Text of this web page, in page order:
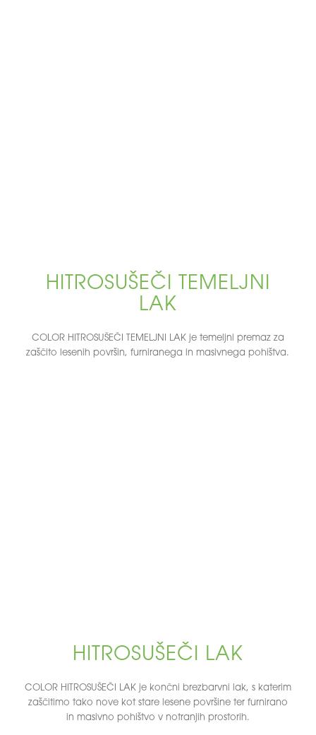
HITROSUŠEČI TEMELJNI
LAK
COLOR HITROSUŠEČI TEMELJNI LAK je temeljni premaz za
zaščito lesenih površin, furniranega in masivnega pohištva.
HITROSUŠEČI LAK
COLOR HITROSUŠEČI LAK je končni brezbarvni lak, s katerim
zaščitimo tako nove kot stare lesene površine ter furnirano
in masivno pohištvo v notranjih prostorih.